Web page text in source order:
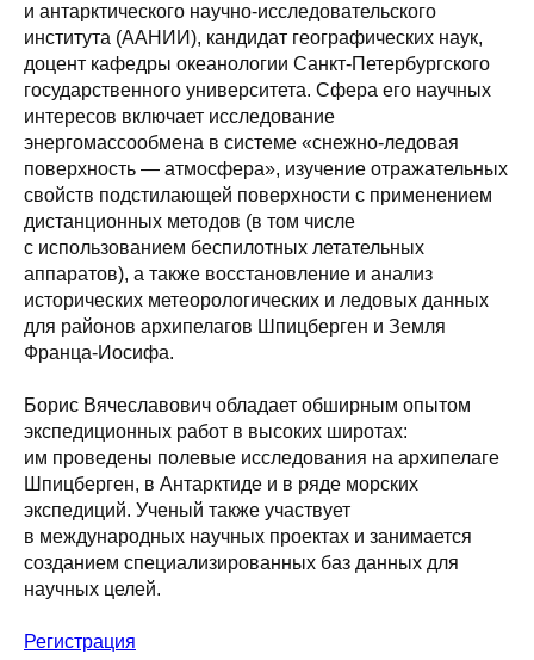
и антарктического научно-исследовательского
института (ААНИИ), кандидат географических наук,
доцент кафедры океанологии Санкт-Петербургского
государственного университета. Сфера его научных
интересов включает исследование
энергомассообмена в системе «снежно-ледовая
поверхность — атмосфера», изучение отражательных
свойств подстилающей поверхности с применением
дистанционных методов (в том числе
с использованием беспилотных летательных
аппаратов), а также восстановление и анализ
исторических метеорологических и ледовых данных
для районов архипелагов Шпицберген и Земля
Франца-Иосифа.
Борис Вячеславович обладает обширным опытом
экспедиционных работ в высоких широтах:
им проведены полевые исследования на архипелаге
Шпицберген, в Антарктиде и в ряде морских
экспедиций. Ученый также участвует
в международных научных проектах и занимается
созданием специализированных баз данных для
научных целей.
Регистрация